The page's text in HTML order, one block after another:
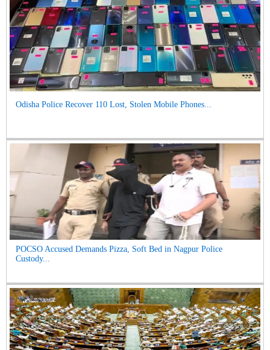
Odisha Police Recover 110 Lost, Stolen Mobile Phones...
POCSO Accused Demands Pizza, Soft Bed in Nagpur Police
Custody...